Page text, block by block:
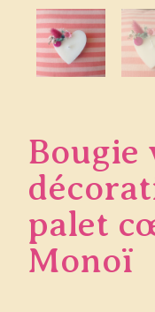
Bougie
palet
Monoï